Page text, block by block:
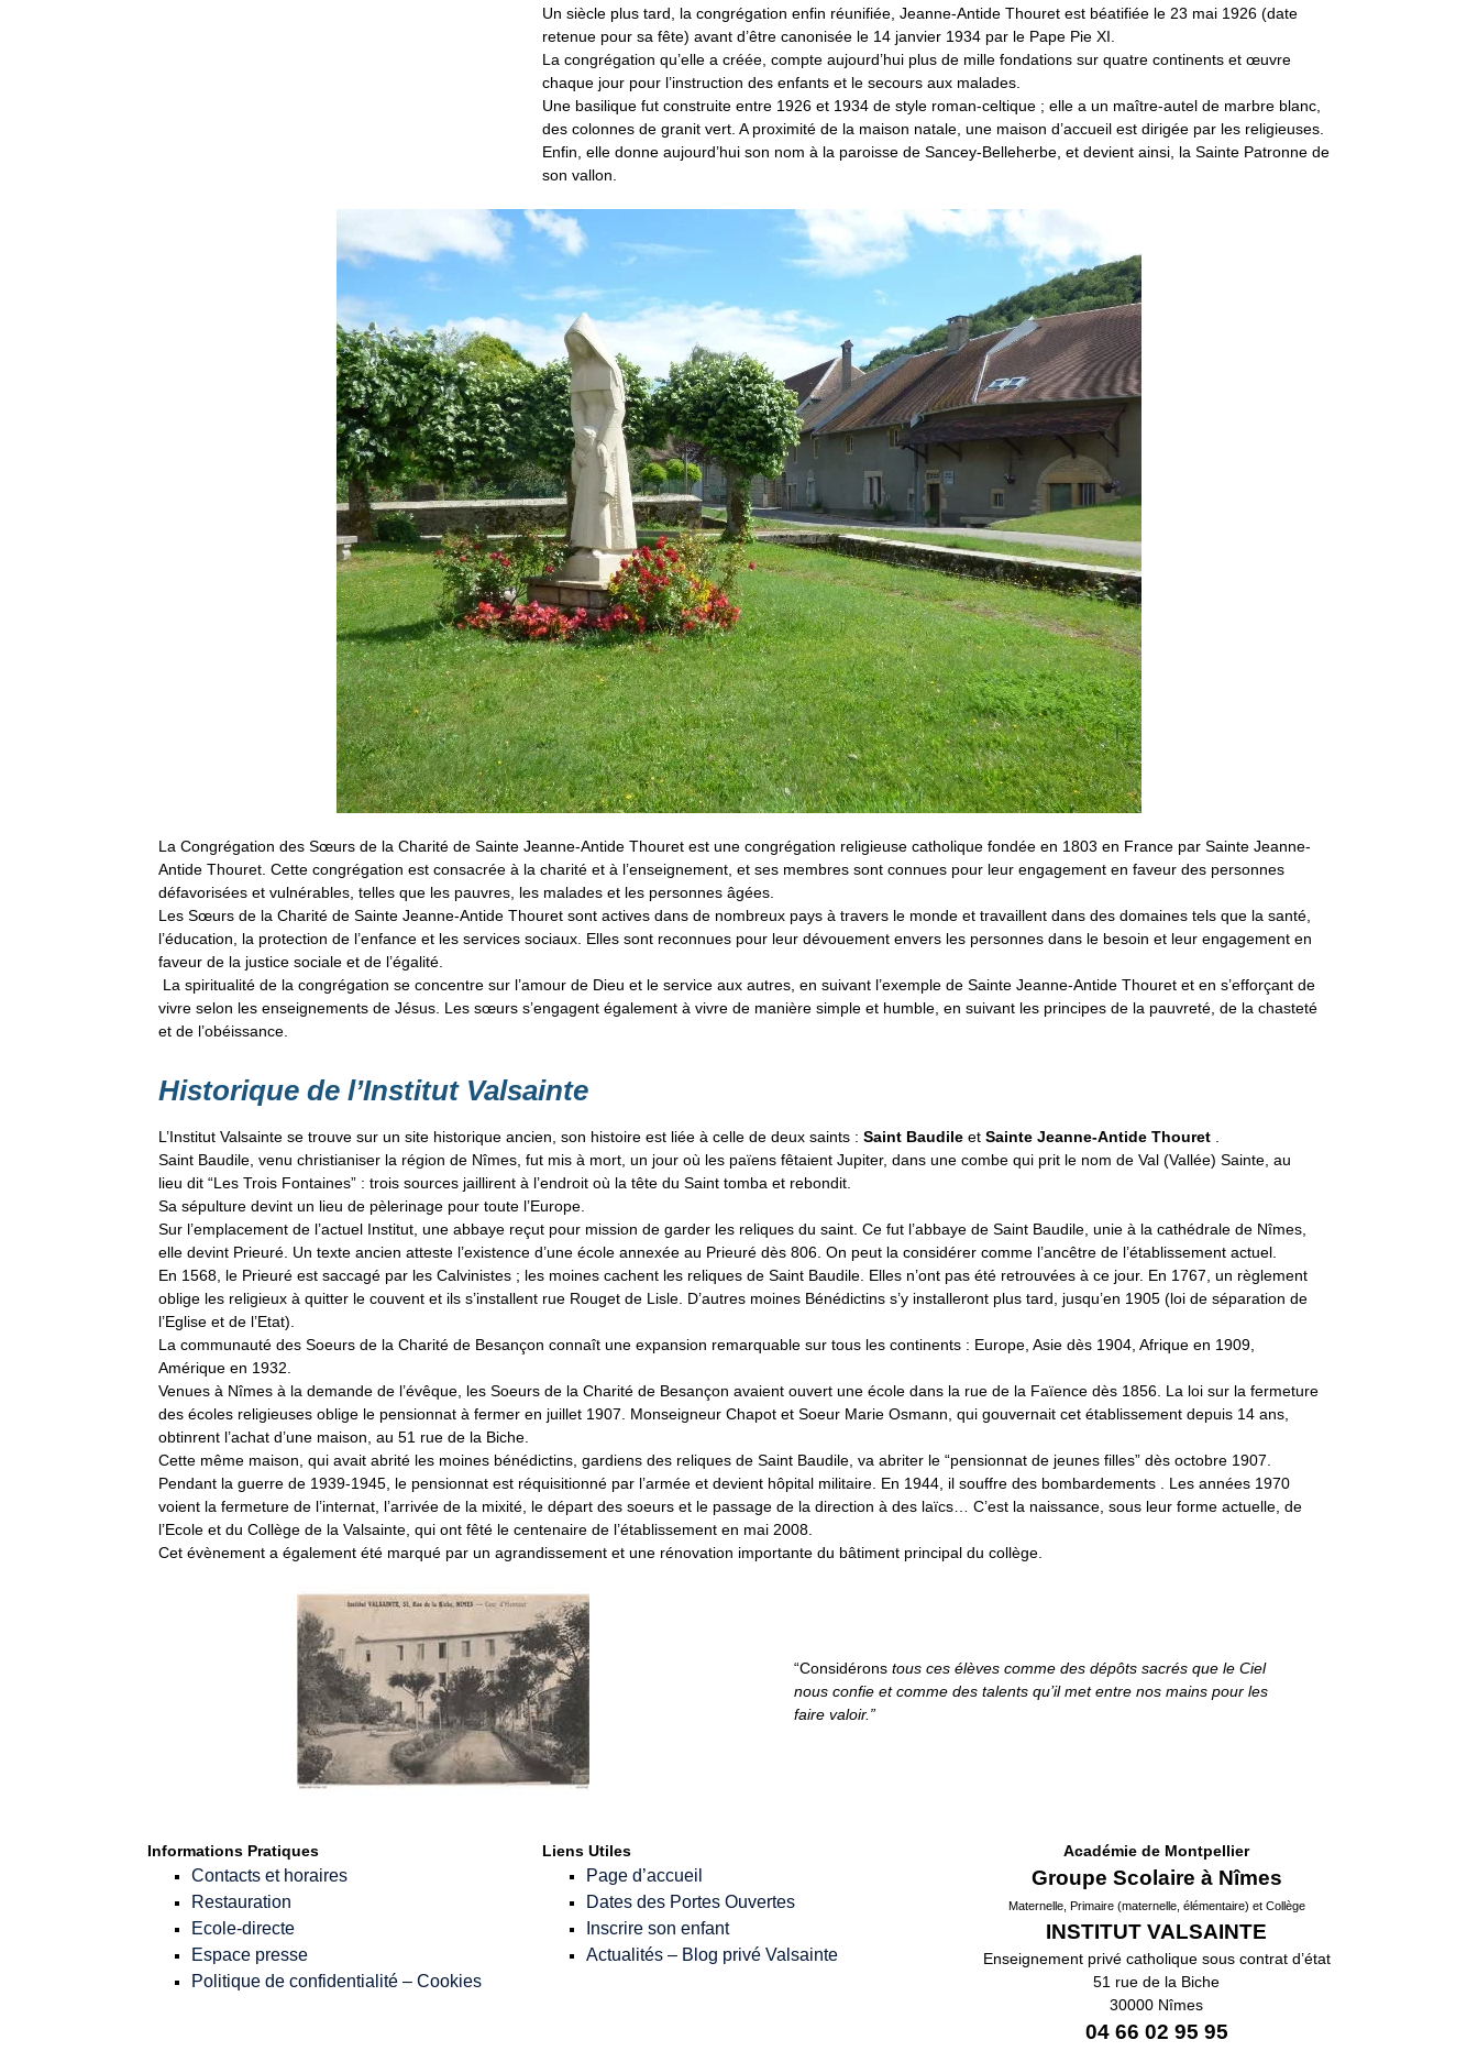
Un siècle plus tard, la congrégation enfin réunifiée, Jeanne-Antide Thouret est béatifiée le 23 mai 1926 (date
retenue pour sa fête) avant d’être canonisée le 14 janvier 1934 par le Pape Pie XI.
La congrégation qu’elle a créée, compte aujourd’hui plus de mille fondations sur quatre continents et œuvre
chaque jour pour l’instruction des enfants et le secours aux malades.
Une basilique fut construite entre 1926 et 1934 de style roman-celtique ; elle a un maître-autel de marbre blanc,
des colonnes de granit vert. A proximité de la maison natale, une maison d’accueil est dirigée par les religieuses.
Enfin, elle donne aujourd’hui son nom à la paroisse de Sancey-Belleherbe, et devient ainsi, la Sainte Patronne de
son vallon.
La Congrégation des Sœurs de la Charité de Sainte Jeanne-Antide Thouret est une congrégation religieuse catholique fondée en 1803 en France par Sainte Jeanne-
Antide Thouret. Cette congrégation est consacrée à la charité et à l’enseignement, et ses membres sont connues pour leur engagement en faveur des personnes
défavorisées et vulnérables, telles que les pauvres, les malades et les personnes âgées.
Les Sœurs de la Charité de Sainte Jeanne-Antide Thouret sont actives dans de nombreux pays à travers le monde et travaillent dans des domaines tels que la santé,
l’éducation, la protection de l’enfance et les services sociaux. Elles sont reconnues pour leur dévouement envers les personnes dans le besoin et leur engagement en
faveur de la justice sociale et de l’égalité.
La spiritualité de la congrégation se concentre sur l’amour de Dieu et le service aux autres, en suivant l’exemple de Sainte Jeanne-Antide Thouret et en s’efforçant de
vivre selon les enseignements de Jésus. Les sœurs s’engagent également à vivre de manière simple et humble, en suivant les principes de la pauvreté, de la chasteté
et de l’obéissance.
Historique de l’Institut Valsainte
L’Institut Valsainte se trouve sur un site historique ancien, son histoire est liée à celle de deux saints :Saint Baudile etSainte Jeanne-Antide Thouret
Saint Baudile, venu christianiser la région de Nîmes, fut mis à mort, un jour où les païens fêtaient Jupiter, dans une combe qui prit le nom de Val (Vallée) Sainte, au
lieu dit “Les Trois Fontaines” : trois sources jaillirent à l’endroit où la tête du Saint tomba et rebondit.
Sa sépulture devint un lieu de pèlerinage pour toute l’Europe.
Sur l’emplacement de l’actuel Institut, une abbaye reçut pour mission de garder les reliques du saint. Ce fut l’abbaye de Saint Baudile, unie à la cathédrale de Nîmes,
elle devint Prieuré. Un texte ancien atteste l’existence d’une école annexée au Prieuré dès 806. On peut la considérer comme l’ancêtre de l’établissement actuel.
En 1568, le Prieuré est saccagé par les Calvinistes ; les moines cachent les reliques de Saint Baudile. Elles n’ont pas été retrouvées à ce jour. En 1767, un règlement
oblige les religieux à quitter le couvent et ils s’installent rue Rouget de Lisle. D’autres moines Bénédictins s’y installeront plus tard, jusqu’en 1905 (loi de séparation de
l’Eglise et de l’Etat).
La communauté des Soeurs de la Charité de Besançon connaît une expansion remarquable sur tous les continents : Europe, Asie dès 1904, Afrique en 1909,
Amérique en 1932.
Venues à Nîmes à la demande de l’évêque, les Soeurs de la Charité de Besançon avaient ouvert une école dans la rue de la Faïence dès 1856. La loi sur la fermeture
des écoles religieuses oblige le pensionnat à fermer en juillet 1907. Monseigneur Chapot et Soeur Marie Osmann, qui gouvernait cet établissement depuis 14 ans,
obtinrent l’achat d’une maison, au 51 rue de la Biche.
Cette même maison, qui avait abrité les moines bénédictins, gardiens des reliques de Saint Baudile, va abriter le “pensionnat de jeunes filles” dès octobre 1907.
Pendant la guerre de 1939-1945, le pensionnat est réquisitionné par l’armée et devient hôpital militaire. En 1944, il souffre des bombardements . Les années 1970
voient la fermeture de l’internat, l’arrivée de la mixité, le départ des soeurs et le passage de la direction à des laïcs… C’est la naissance, sous leur forme actuelle, de
l’Ecole et du Collège de la Valsainte, qui ont fêté le centenaire de l’établissement en mai 2008.
Cet évènement a également été marqué par un agrandissement et une rénovation importante du bâtiment principal du collège.
“Considérons tous ces élèves comme des dépôts sacrés que le Ciel
nous confie et comme des talents qu’il met entre nos mains pour les
faire valoir.”
Informations Pratiques
Contacts et horaires
Restauration
Ecole-directe
Espace presse
Politique de confidentialité – Cookies
Liens Utiles
Page d’accueil
Dates des Portes Ouvertes
Inscrire son enfant
Actualités – Blog privé Valsainte
Académie de Montpellier
Groupe Scolaire à Nîmes
Maternelle, Primaire (maternelle, élémentaire) et Collège
INSTITUT VALSAINTE
Enseignement privé catholique sous contrat d’état
51 rue de la Biche
30000 Nîmes
04 66 02 95 95